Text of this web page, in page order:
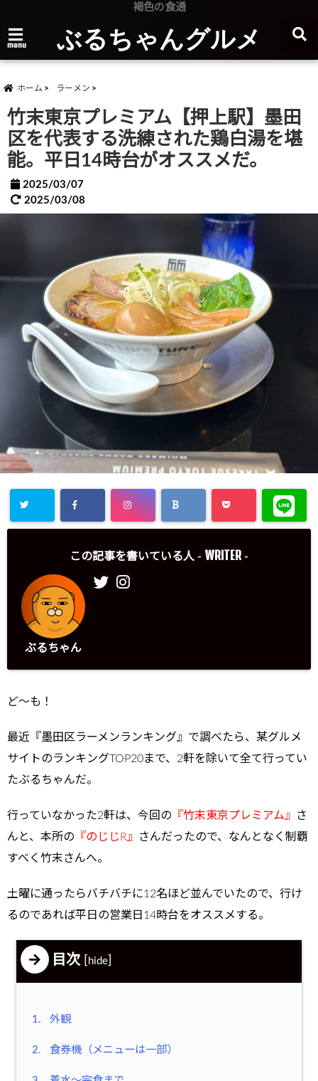
褐色の食通
menu ぶるちゃんグルメ
ホーム ラーメン
竹末東京プレミアム【押上駅】墨田
区を代表する洗練された鶏白湯を堪
能。平日14時台がオススメだ。
2025/03/07
2025/03/08
この記事を書いている人 - WRITER -
ぶるちゃん
ど～も！
最近『墨田区ラーメンランキング』で調べたら、某グルメ
サイトのランキングTOP20まで、2軒を除いて全て行ってい
たぶるちゃんだ。
行っていなかった2軒は、今回の 『竹末東京プレミアム』
さ
んと、本所の 『のじじR』
さんだったので、なんとなく制覇
すべく竹末さんへ。
土曜に通ったらバチバチに12名ほど並んでいたので、行け
るのであれば平日の営業日14時台をオススメする。
目次 hide
1. 外観
2. 食券機（メニューは一部）